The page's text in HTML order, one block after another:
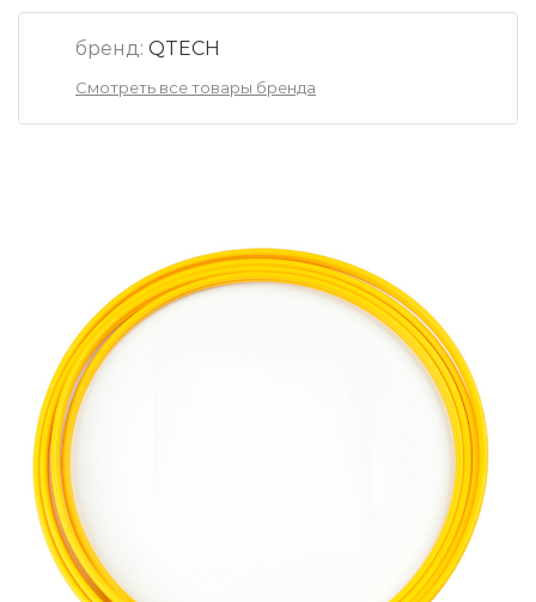
бренд: QTECH
Смотреть все товары бренда